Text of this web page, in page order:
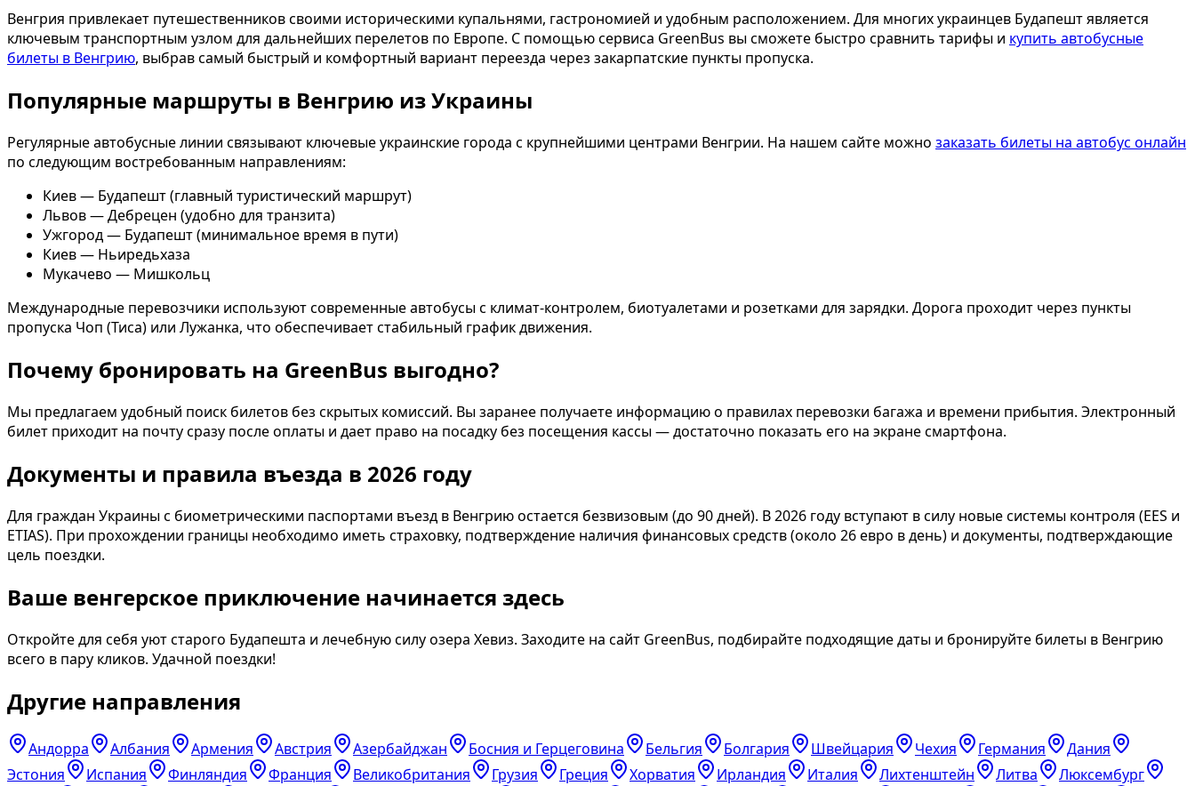
Венгрия привлекает путешественников своими историческими купальнями, гастрономией и удобным расположением. Для многих украинцев Будапешт является
ключевым транспортным узлом для дальнейших перелетов по Европе. С помощью сервиса GreenBus вы сможете быстро сравнить тарифы и купить автобусные
билеты в Венгрию, выбрав самый быстрый и комфортный вариант переезда через закарпатские пункты пропуска.
Популярные маршруты в Венгрию из Украины
Регулярные автобусные линии связывают ключевые украинские города с крупнейшими центрами Венгрии. На нашем сайте можно заказать билеты на автобус онлайн
по следующим востребованным направлениям:
Киев — Будапешт (главный туристический маршрут)
Львов — Дебрецен (удобно для транзита)
Ужгород — Будапешт (минимальное время в пути)
Киев — Ньиредьхаза
Мукачево — Мишкольц
Международные перевозчики используют современные автобусы с климат-контролем, биотуалетами и розетками для зарядки. Дорога проходит через пункты
пропуска Чоп (Тиса) или Лужанка, что обеспечивает стабильный график движения.
Почему бронировать на GreenBus выгодно?
Мы предлагаем удобный поиск билетов без скрытых комиссий. Вы заранее получаете информацию о правилах перевозки багажа и времени прибытия. Электронный
билет приходит на почту сразу после оплаты и дает право на посадку без посещения кассы — достаточно показать его на экране смартфона.
Документы и правила въезда в 2026 году
Для граждан Украины с биометрическими паспортами въезд в Венгрию остается безвизовым (до 90 дней). В 2026 году вступают в силу новые системы контроля (EES и
ETIAS). При прохождении границы необходимо иметь страховку, подтверждение наличия финансовых средств (около 26 евро в день) и документы, подтверждающие
цель поездки.
Ваше венгерское приключение начинается здесь
Откройте для себя уют старого Будапешта и лечебную силу озера Хевиз. Заходите на сайт GreenBus, подбирайте подходящие даты и бронируйте билеты в Венгрию
всего в пару кликов. Удачной поездки!
Другие направления
Андорра Албания Армения Австрия Азербайджан Босния и Герцеговина Бельгия Болгария Швейцария Чехия Германия
Дания
Эстония
Испания Финляндия Франция Великобритания Грузия Греция Хорватия Ирландия Италия Лихтенштейн Литва
Люксембург